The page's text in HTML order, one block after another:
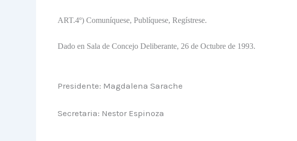
ART.4º) Comuníquese, Publíquese, Regístrese.
Dado en Sala de Concejo Deliberante, 26 de Octubre de 1993.
Presidente: Magdalena Sarache
Secretaria: Nestor Espinoza